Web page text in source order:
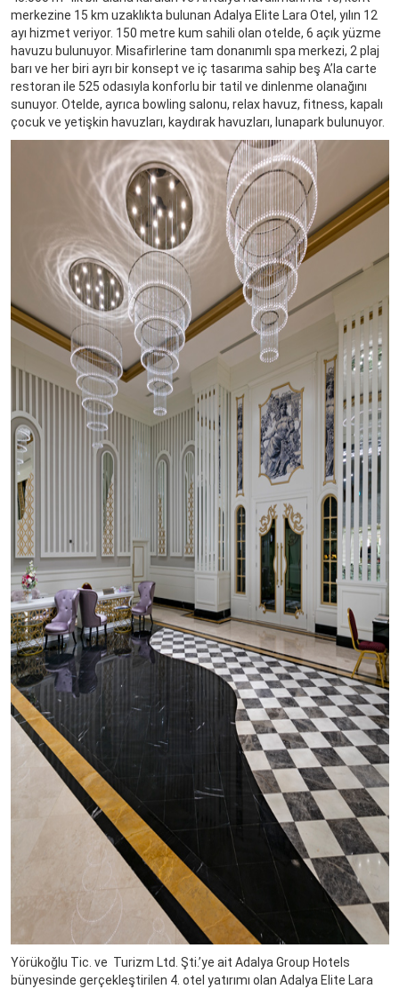
merkezine 15 km uzaklıkta bulunan Adalya Elite Lara Otel, yılın 12
ayı hizmet veriyor. 150 metre kum sahili olan otelde, 6 açık yüzme
havuzu bulunuyor. Misafirlerine tam donanımlı spa merkezi, 2 plaj
barı ve her biri ayrı bir konsept ve iç tasarıma sahip beş A’la carte
restoran ile 525 odasıyla konforlu bir tatil ve dinlenme olanağını
sunuyor. Otelde, ayrıca bowling salonu, relax havuz, fitness, kapalı
çocuk ve yetişkin havuzları, kaydırak havuzları, lunapark bulunuyor.
Yörükoğlu Tic. ve Turizm Ltd. Şti.’ye ait Adalya Group Hotels
bünyesinde gerçekleştirilen 4. otel yatırımı olan Adalya Elite Lara